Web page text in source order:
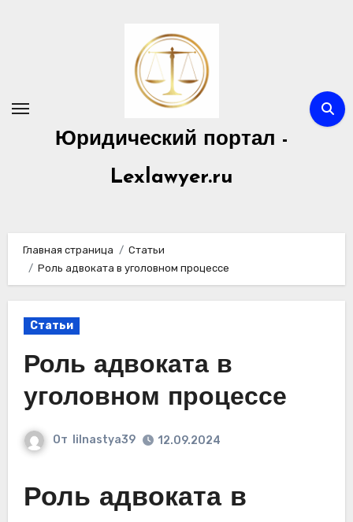
Юридический портал -
Lexlawyer.ru
Главная страница
Статьи
Роль адвоката в уголовном процессе
Статьи
Роль адвоката в
уголовном процессе
От lilnastya39 12.09.2024
Роль адвоката в